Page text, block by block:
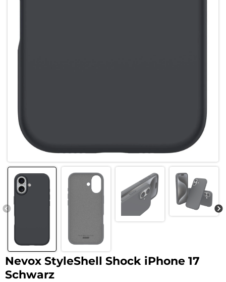
Nevox StyleShell Shock iPhone 17
Schwarz